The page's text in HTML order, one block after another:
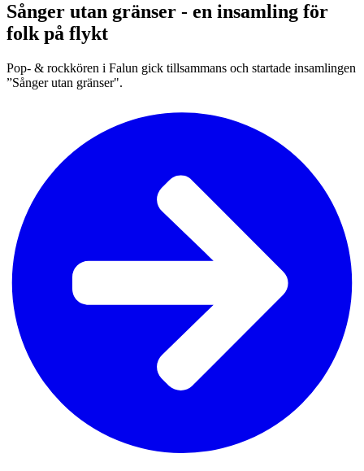
Sånger utan gränser - en insamling för
folk på flykt
Pop- & rockkören i Falun gick tillsammans och startade insamlingen
”Sånger utan gränser".